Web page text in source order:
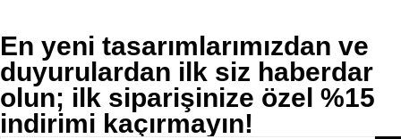
En yeni tasarımlarımızdan ve
duyurulardan ilk siz haberdar
olun; ilk siparişinize özel %15
indirimi kaçırmayın!